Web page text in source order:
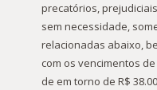
precatórios,
sem necessidade,
relacionadas abaixo,
com os vencimentos
de em torno de R$